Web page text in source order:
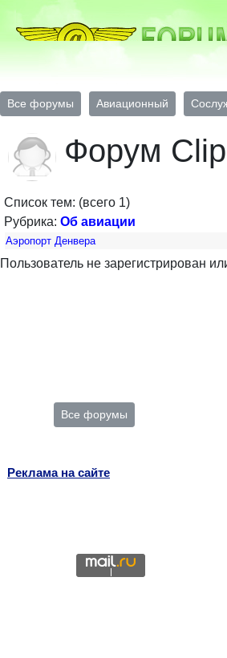
Все форумы Авиационный
Форум
Список тем: (всего 1)
Рубрика: Об авиации
Аэропорт Денвера
Пользователь не зарегистрирован
Все форумы
Реклама на сайте